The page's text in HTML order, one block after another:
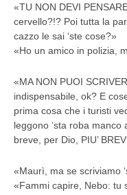
«TU NON DEVI
cervello?!? Poi tutta la
cazzo le sai ‘ste cose?»
«Ho un amico in polizia,
«MA NON PUOI
indispensabile, ok? E
prima cosa che i turisti
leggono ‘sta roba
breve, per Dio, PIU’
«Maurì, ma se scriviamo
«Fammi capire, Nebo: tu